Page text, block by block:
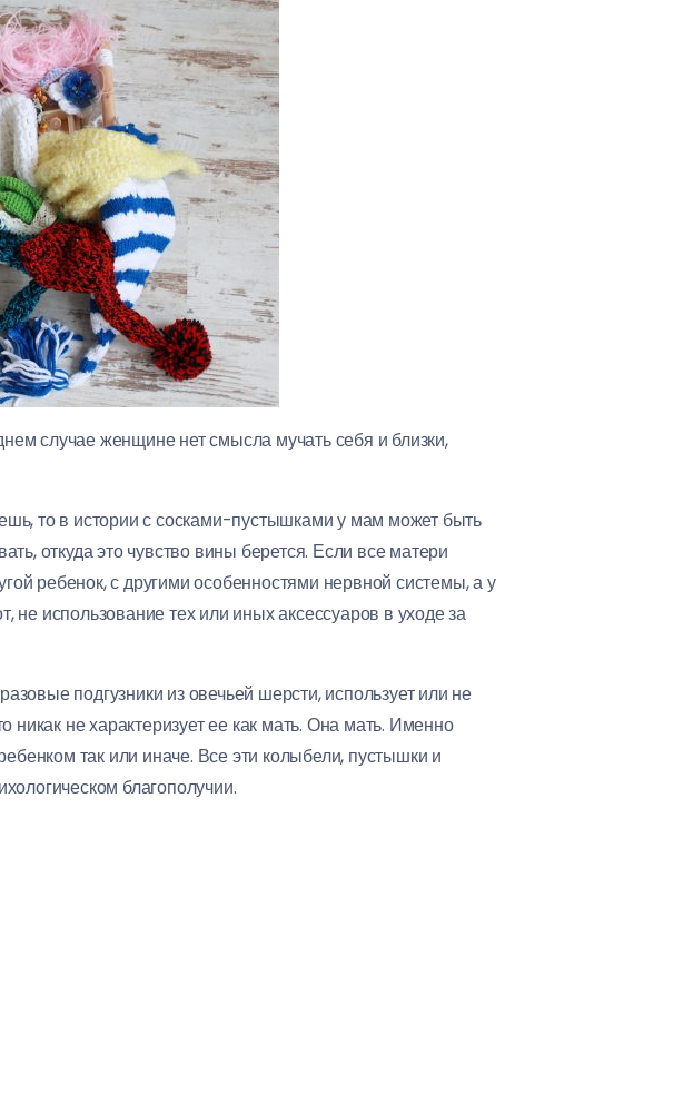
случае женщине нет смысла мучать себя и близки,
то в истории с сосками-пустышками у мам может быть
откуда это чувство вины берется. Если все матери
ребенок, с другими особенностями нервной системы, а у
не использование тех или иных аксессуаров в уходе за
подгузники из овечьей шерсти, использует или не
никак не характеризует ее как мать. Она мать. Именно
так или иначе. Все эти колыбели, пустышки и
благополучии.